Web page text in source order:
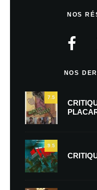
NOS
NOS
7.5
9.5